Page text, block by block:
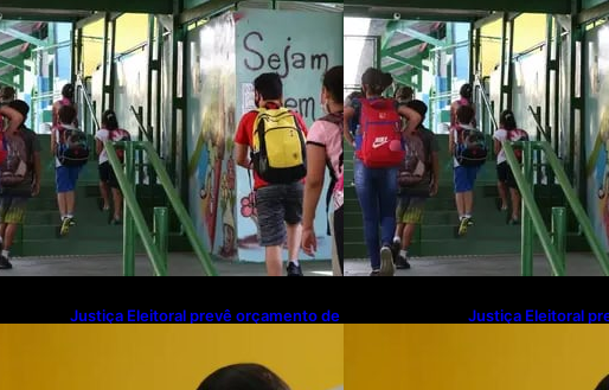
Justiça Eleitoral prevê orçamento de
Justiça Eleitoral